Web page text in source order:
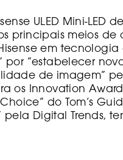
ULED Mini-
principais meios
em tecnologia
por “estabelecer
de imagem”
os Innovation
Choice” do Tom’s
pela Digital Trends,